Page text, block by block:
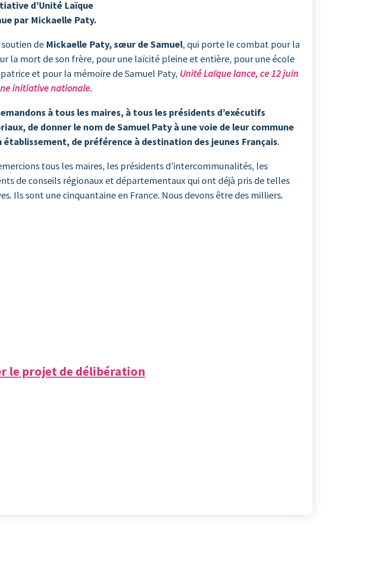
d’Unité Laïque
par Mickaelle Paty.
de Mickaelle Paty, sœur de Samuel, qui porte le combat pour la
la mort de son frère, pour une laïcité pleine et entière, pour une école
et pour la mémoire de Samuel Paty, Unité Laïque lance, ce 12 juin
initiative nationale.
à tous les maires, à tous les présidents d’exécutifs
de donner le nom de Samuel Paty à une voie de leur commune
établissement, de préférence à destination des jeunes Français.
tous les maires, les présidents d’intercommunalités, les
de conseils régionaux et départementaux qui ont déjà pris de telles
Ils sont une cinquantaine en France. Nous devons être des milliers.
le projet de délibération